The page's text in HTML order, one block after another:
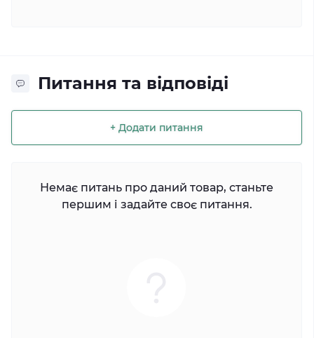
Питання та відповіді
+ Додати питання
Немає питань про даний товар, станьте
першим і задайте своє питання.